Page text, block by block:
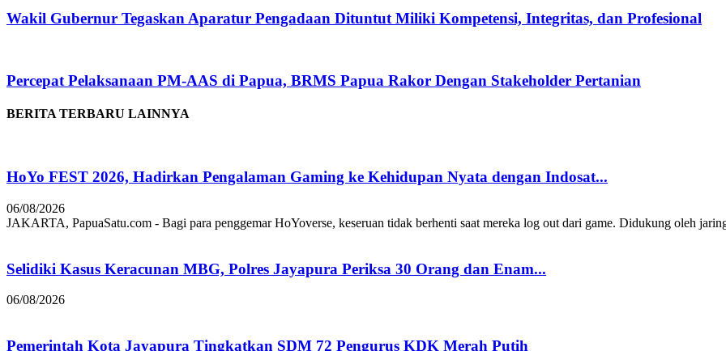
Wakil Gubernur Tegaskan Aparatur Pengadaan Dituntut Miliki Kompetensi, Integritas, dan Profesional
Percepat Pelaksanaan PM-AAS di Papua, BRMS Papua Rakor Dengan Stakeholder Pertanian
BERITA TERBARU LAINNYA
HoYo FEST 2026, Hadirkan Pengalaman Gaming ke Kehidupan Nyata dengan Indosat...
06/08/2026
JAKARTA, PapuaSatu.com - Bagi para penggemar HoYoverse, keseruan tidak berhenti saat mereka log out dari game. Didukung oleh
Selidiki Kasus Keracunan MBG, Polres Jayapura Periksa 30 Orang dan Enam...
06/08/2026
Pemerintah Kota Jayapura Tingkatkan SDM 72 Pengurus KDK Merah Putih